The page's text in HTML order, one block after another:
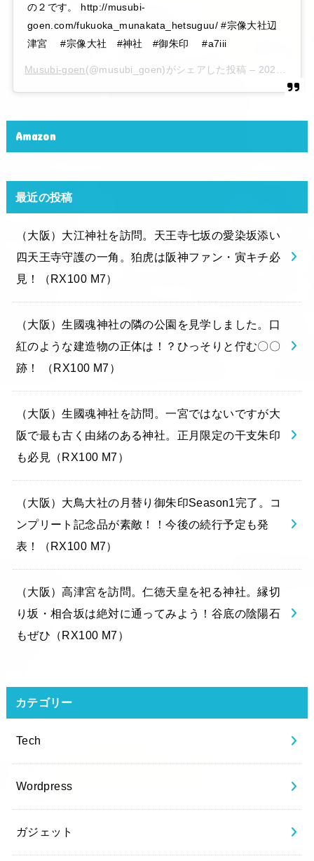
の２です。 http://musubi-
goen.com/fukuoka_munakata_hetsuguu/ #宗像大社辺
津宮 #宗像大社 #神社 #御朱印 #a7iii
Musubi-goen(@musubi_goen)がシェアした投稿 – 2020年 6月月6日午後10時15分PDT
Amazon
最近の投稿
（大阪）大江神社を訪問。天王寺七坂の愛染坂添い
四天王寺守護の一角。狛虎は阪神ファン・寅キチ必
見！（RX100 M7）
（大阪）生國魂神社の隣の公園を見学しました。口
紅のような建造物の正体は！？ひっそりと佇む〇〇
跡！ （RX100 M7）
（大阪）生國魂神社を訪問。一宮ではないですが大
阪で最も古く由緒のある神社。正月限定の干支朱印
も必見（RX100 M7）
（大阪）大鳥大社の月替り御朱印Season1完了。コ
ンプリート記念品が素敵！！今後の続行予定も発
表！（RX100 M7）
（大阪）高津宮を訪問。仁徳天皇を祀る神社。縁切
り坂・相合坂は絶対に通ってみよう！谷底の陰陽石
もぜひ（RX100 M7）
カテゴリー
Tech
Wordpress
ガジェット